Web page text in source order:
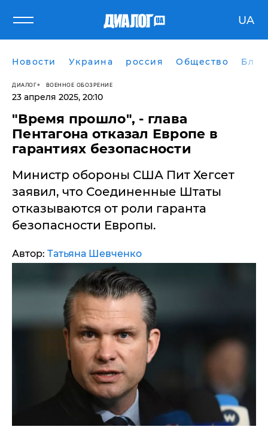
UA
Новости Украина россия Общество
ДИАЛОГ ВОЕННОЕ ОБОЗРЕНИЕ
23 апреля 2025, 20:10
​"Время прошло", - глава
Пентагона отказал Европе в
гарантиях безопасности
Министр обороны США Пит Хегсет
заявил, что Соединенные Штаты
отказываются от роли гаранта
безопасности Европы.
Автор: Татьяна Шевченко